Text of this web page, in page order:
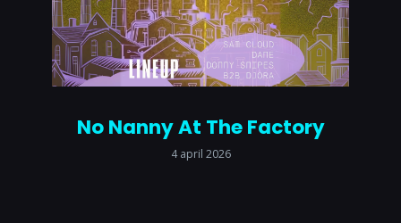
No Nanny At The Factory
4 april 2026